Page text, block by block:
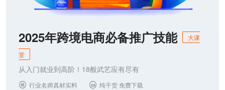
2025年跨境电商必备推广技能
大课
堂
从入门就业到高阶！18般武艺应有尽有
 行业名师真材实料  纯干货 免费下载